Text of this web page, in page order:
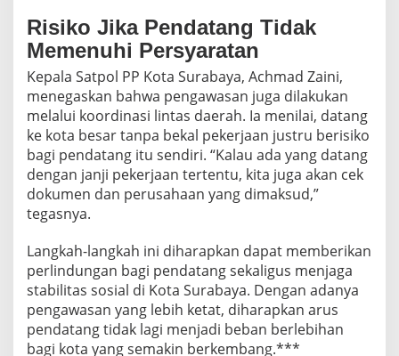
Risiko Jika Pendatang Tidak
Memenuhi Persyaratan
Kepala Satpol PP Kota Surabaya, Achmad Zaini,
menegaskan bahwa pengawasan juga dilakukan
melalui koordinasi lintas daerah. Ia menilai, datang
ke kota besar tanpa bekal pekerjaan justru berisiko
bagi pendatang itu sendiri. “Kalau ada yang datang
dengan janji pekerjaan tertentu, kita juga akan cek
dokumen dan perusahaan yang dimaksud,”
tegasnya.
Langkah-langkah ini diharapkan dapat memberikan
perlindungan bagi pendatang sekaligus menjaga
stabilitas sosial di Kota Surabaya. Dengan adanya
pengawasan yang lebih ketat, diharapkan arus
pendatang tidak lagi menjadi beban berlebihan
bagi kota yang semakin berkembang.***